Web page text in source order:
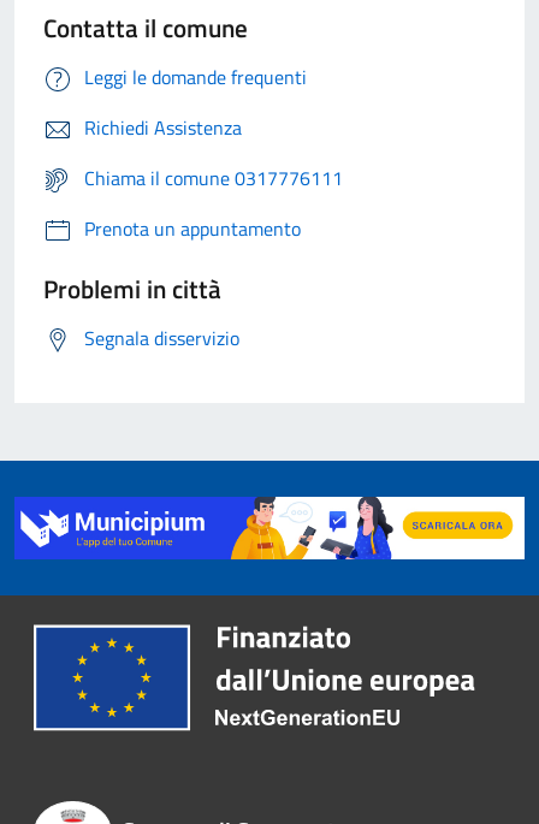
Contatta il comune
Leggi le domande frequenti
Richiedi Assistenza
Chiama il comune 0317776111
Prenota un appuntamento
Problemi in città
Segnala disservizio